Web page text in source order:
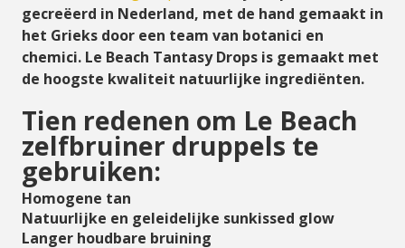
gecreëerd in Nederland, met de hand gemaakt in
het Grieks door een team van botanici en
chemici. Le Beach Tantasy Drops is gemaakt met
de hoogste kwaliteit natuurlijke ingrediënten.
Tien redenen om Le Beach
zelfbruiner druppels te
gebruiken:
Homogene tan
Natuurlijke en geleidelijke sunkissed glow
Langer houdbare bruining